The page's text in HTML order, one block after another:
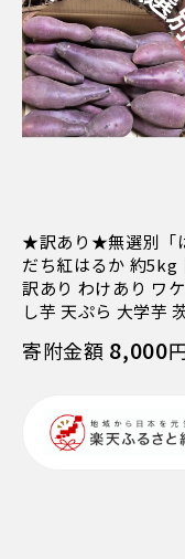
★訳あり★無選別「
だち紅はるか 約5kg
訳あり わけあり ワ
し芋 天ぷら 大学芋
寄附金額 8,000